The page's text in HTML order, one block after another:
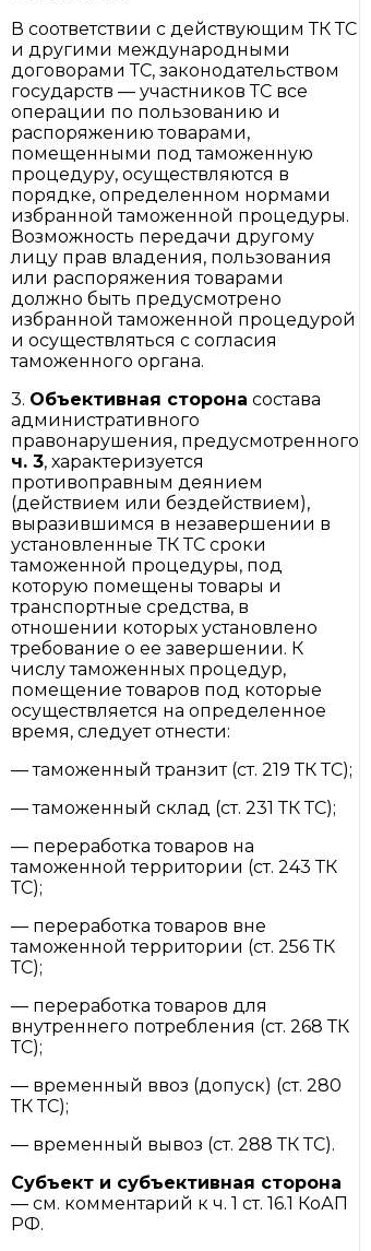
В соответствии с действующим ТК ТС
и другими международными
договорами ТС, законодательством
государств — участников ТС все
операции по пользованию и
распоряжению товарами,
помещенными под таможенную
процедуру, осуществляются в
порядке, определенном нормами
избранной таможенной процедуры.
Возможность передачи другому
лицу прав владения, пользования
или распоряжения товарами
должно быть предусмотрено
избранной таможенной процедурой
и осуществляться с согласия
таможенного органа.
3. Объективная сторона состава
административного
правонарушения, предусмотренного
ч. 3, характеризуется
противоправным деянием
(действием или бездействием),
выразившимся в незавершении в
установленные ТК ТС сроки
таможенной процедуры, под
которую помещены товары и
транспортные средства, в
отношении которых установлено
требование о ее завершении. К
числу таможенных процедур,
помещение товаров под которые
осуществляется на определенное
время, следует отнести:
— таможенный транзит (ст. 219 ТК ТС);
— таможенный склад (ст. 231 ТК ТС);
— переработка товаров на
таможенной территории (ст. 243 ТК
ТС);
— переработка товаров вне
таможенной территории (ст. 256 ТК
ТС);
— переработка товаров для
внутреннего потребления (ст. 268 ТК
ТС);
— временный ввоз (допуск) (ст. 280
ТК ТС);
— временный вывоз (ст. 288 ТК ТС).
Субъект и субъективная сторона
— см. комментарий к ч. 1 ст. 16.1 КоАП
РФ.